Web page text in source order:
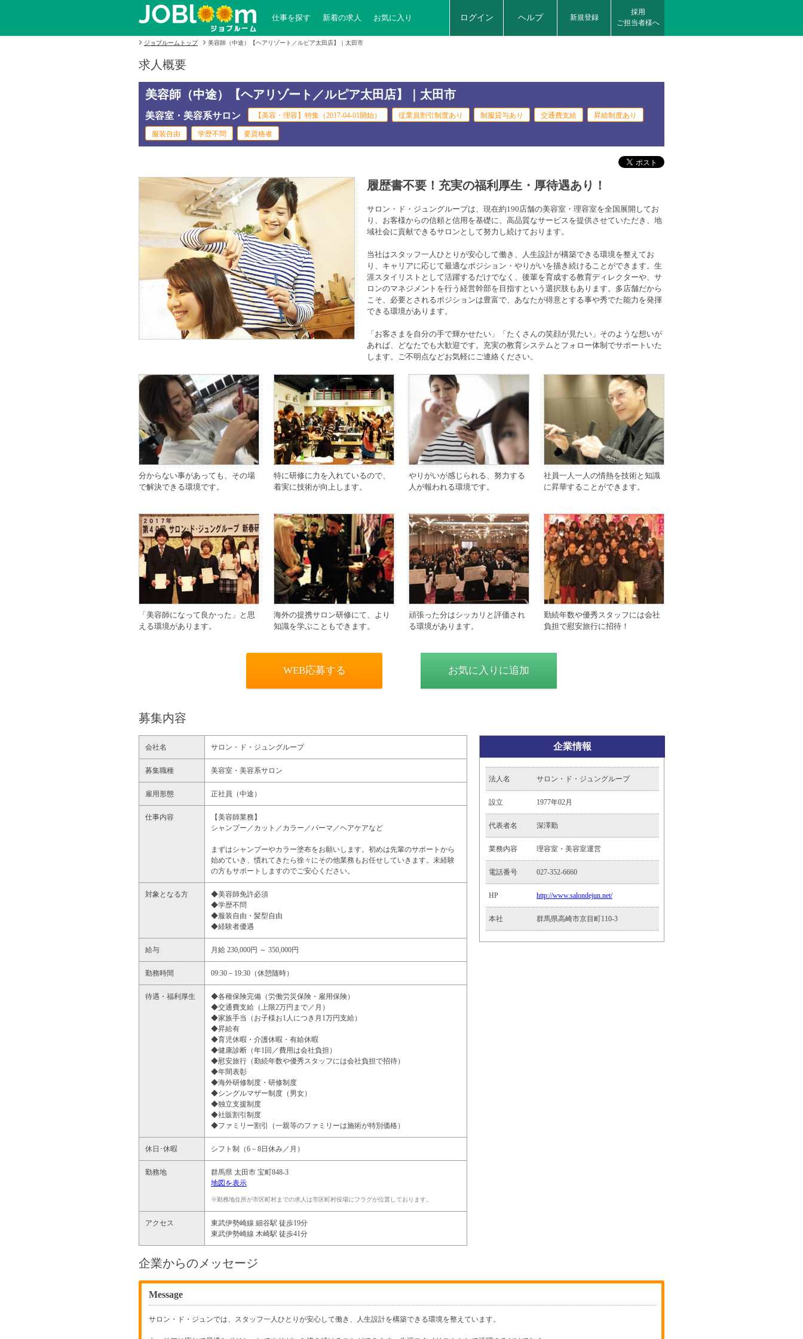
仕事を探す 新着の求人 お気に入り ログイン ヘルプ 新規登録
採用
ご担当者様へ
ジョブルームトップ 美容師（中途）【ヘアリゾート／ルピア太田店】｜太田市
求人概要
美容師（中途）【ヘアリゾート／ルピア太田店】｜太田市
美容室・美容系サロン 【美容・理容】特集（2017-04-01開始） 従業員割引制度あり 制服貸与あり 交通費支給 昇給制度あり
服装自由 学歴不問 要資格者
履歴書不要！充実の福利厚生・厚待遇あり！
サロン・ド・ジュングループは、現在約190店舗の美容室・理容室を全国展開してお
り、お客様からの信頼と信用を基礎に、高品質なサービスを提供させていただき、地
域社会に貢献できるサロンとして努力し続けております。
当社はスタッフ一人ひとりが安心して働き、人生設計が構築できる環境を整えてお
り、キャリアに応じて最適なポジション・やりがいを描き続けることができます。生
涯スタイリストとして活躍するだけでなく、後輩を育成する教育ディレクターや、サ
ロンのマネジメントを行う経営幹部を目指すという選択肢もあります。多店舗だから
こそ、必要とされるポジションは豊富で、あなたが得意とする事や秀でた能力を発揮
できる環境があります。
「お客さまを自分の手で輝かせたい」「たくさんの笑顔が見たい」そのような想いが
あれば、どなたでも大歓迎です。充実の教育システムとフォロー体制でサポートいた
します。ご不明点などお気軽にご連絡ください。
分からない事があっても、その場
で解決できる環境です。
特に研修に力を入れているので、
着実に技術が向上します。
やりがいが感じられる、努力する
人が報われる環境です。
社員一人一人の情熱を技術と知識
に昇華することができます。
「美容師になって良かった」と思
える環境があります。
海外の提携サロン研修にて、より
知識を学ぶこともできます。
頑張った分はシッカリと評価され
る環境があります。
勤続年数や優秀スタッフには会社
負担で慰安旅行に招待！
WEB応募する お気に入りに追加
募集内容
会社名 サロン・ド・ジュングループ
募集職種 美容室・美容系サロン
雇用形態 正社員（中途）
仕事内容
【美容師業務】
シャンプー／カット／カラー／パーマ／ヘアケアなど
まずはシャンプーやカラー塗布をお願いします。初めは先輩のサポートから
始めていき、慣れてきたら徐々にその他業務もお任せしていきます。未経験
の方もサポートしますのでご安心ください。
対象となる方
◆美容師免許必須
◆学歴不問
◆服装自由・髪型自由
◆経験者優遇
給与 月給 230,000円 ～ 350,000円
勤務時間 09:30－19:30（休憩随時）
待遇・福利厚生
◆各種保険完備（労働労災保険・雇用保険）
◆交通費支給（上限2万円まで／月）
◆家族手当（お子様お1人につき月1万円支給）
◆昇給有
◆育児休暇・介護休暇・有給休暇
◆健康診断（年1回／費用は会社負担）
◆慰安旅行（勤続年数や優秀スタッフには会社負担で招待）
◆年間表彰
◆海外研修制度・研修制度
◆シングルマザー制度（男女）
◆独立支援制度
◆社販割引制度
◆ファミリー割引（一親等のファミリーは施術が特別価格）
休日･休暇 シフト制（6－8日休み／月）
勤務地 群馬県 太田市 宝町848-3
地図を表示
※勤務地住所が市区町村までの求人は市区町村役場にフラグが位置しております。
アクセス
東武伊勢崎線 細谷駅 徒歩19分
東武伊勢崎線 木崎駅 徒歩41分
企業情報
法人名 サロン・ド・ジュングループ
設立 1977年02月
代表者名 深澤勤
業務内容 理容室・美容室運営
電話番号 027-352-6660
HP http://www.salondejun.net/
本社 群馬県高崎市京目町110-3
企業からのメッセージ
Message
サロン・ド・ジュンでは、スタッフ一人ひとりが安心して働き、人生設計を構築できる環境を整えています。